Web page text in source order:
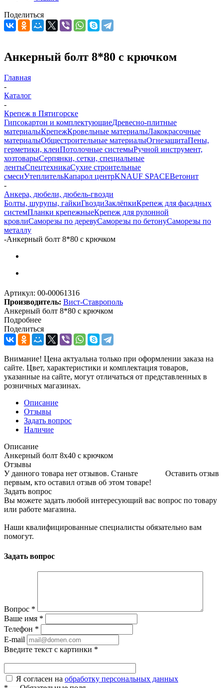
Поделиться
Анкерный болт 8*80 с крючком
Главная
-
Каталог
-
Крепеж в Пятигорске
Гипсокартон и комплектующиеДревесно-плитные
материалыКрепежКровельные материалыЛакокрасочные
материалыОбщестроительные материалыОгнезащитаПены,
герметики, клеиПотолочные системыРучной инструмент,
хозтоварыСерпянки, сетки, специальные
лентыСпецтехникаСухие строительные
смесиУтеплительКапарол центрKNAUF SPACEВетонит
-
Анкера, дюбели, дюбель-гвозди
Болты, шурупы, гайкиГвоздиЗаклёпкиКрепеж для фасадных
системПланки крепежныеКрепеж для рулонной
кровлиСаморезы по деревуСаморезы по бетонуСаморезы по
металлу
-Анкерный болт 8*80 с крючком
Артикул: 00-00061316
Производитель: Вист-Ставрополь
Анкерный болт 8*80 с крючком
Подробнее
Поделиться
Внимание! Цена актуальна только при оформлении заказа на
сайте. Цвет, характеристики и комплектация товаров,
указанные на сайте, могут отличаться от представленных в
розничных магазинах.
Описание
Отзывы
Задать вопрос
Наличие
Описание
Анкерный болт 8х40 с крючком
Отзывы
Оставить отзыв
У данного товара нет отзывов. Станьте
первым, кто оставил отзыв об этом товаре!
Задать вопрос
Вы можете задать любой интересующий вас вопрос по товару
или работе магазина.
Наши квалифицированные специалисты обязательно вам
помогут.
Задать вопрос
Вопрос *
Ваше имя *
Телефон *
E-mail
Введите текст с картинки *
Я согласен на обработку персональных данных